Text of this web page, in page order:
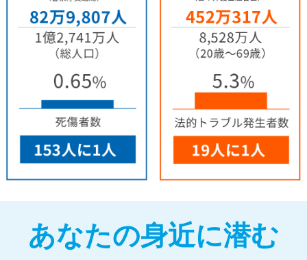
あなたの身近に潜む